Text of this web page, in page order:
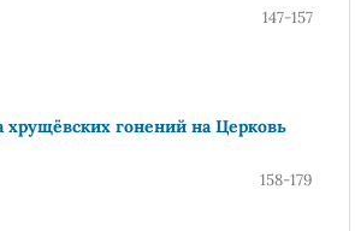
147-157
гонений на Церковь
158-179